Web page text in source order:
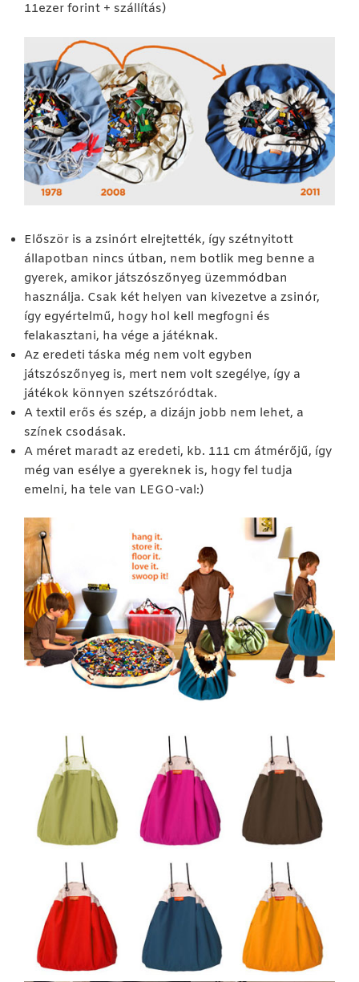
11ezer forint + szállítás)
Először is a zsinórt elrejtették, így szétnyitott
állapotban nincs útban, nem botlik meg benne a
gyerek, amikor játszószőnyeg üzemmódban
használja. Csak két helyen van kivezetve a zsinór,
így egyértelmű, hogy hol kell megfogni és
felakasztani, ha vége a játéknak.
Az eredeti táska még nem volt egyben
játszószőnyeg is, mert nem volt szegélye, így a
játékok könnyen szétszóródtak.
A textil erős és szép, a dizájn jobb nem lehet, a
színek csodásak.
A méret maradt az eredeti, kb. 111 cm átmérőjű, így
még van esélye a gyereknek is, hogy fel tudja
emelni, ha tele van LEGO-val:)